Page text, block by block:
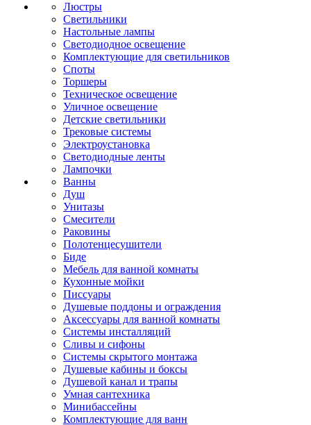
Люстры
Светильники
Настольные лампы
Светодиодное освещение
Комплектующие для светильников
Споты
Торшеры
Техническое освещение
Уличное освещение
Детские светильники
Трековые системы
Электроустановка
Светодиодные ленты
Лампочки
Ванны
Душ
Унитазы
Смесители
Раковины
Полотенцесушители
Биде
Мебель для ванной комнаты
Кухонные мойки
Писсуары
Душевые поддоны и ограждения
Аксессуары для ванной комнаты
Системы инсталляций
Сливы и сифоны
Системы скрытого монтажа
Душевые кабины и боксы
Душевой канал и трапы
Умная сантехника
Минибассейны
Комплектующие для ванн